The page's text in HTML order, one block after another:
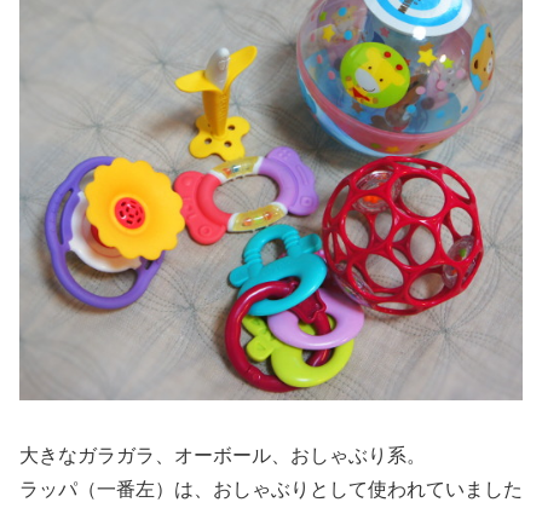
大きなガラガラ、オーボール、おしゃぶり系。
ラッパ（一番左）は、おしゃぶりとして使われていました